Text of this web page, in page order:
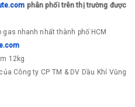
phân phối trên thị trường được
gas nhanh nhất thành phố HCM
12kg
Công ty CP TM & DV Dầu Khí Vũng